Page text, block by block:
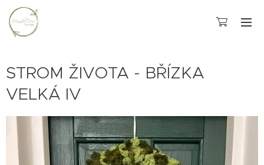
STROM ŽIVOTA - BŘÍZKA
VELKÁ IV